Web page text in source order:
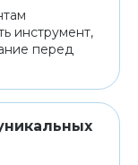
инструмент,
перед